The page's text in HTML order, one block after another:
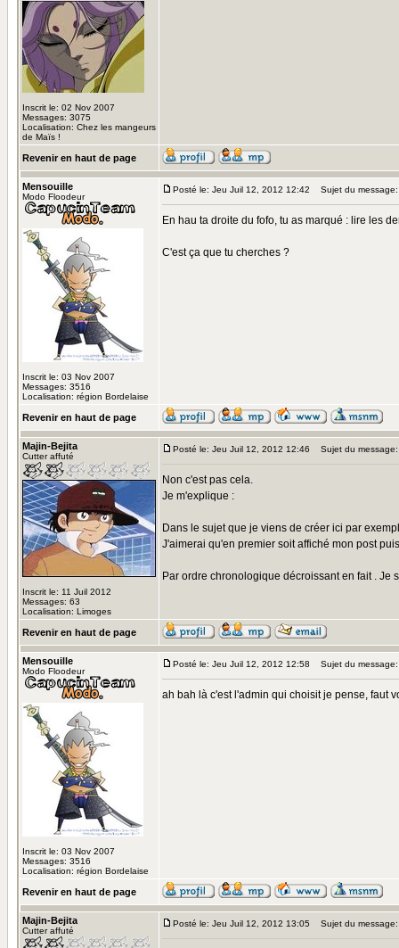
Inscrit le: 02 Nov 2007
Messages: 3075
Localisation: Chez les mangeurs
de Maïs !
Revenir en haut de page
Mensouille
Modo Floodeur
Inscrit le: 03 Nov 2007
Messages: 3516
Localisation: région Bordelaise
Posté le: Jeu Juil 12, 2012 12:42 Sujet du message:
En hau ta droite du fofo, tu as marqué : lire les
C'est ça que tu cherches ?
Revenir en haut de page
Majin-Bejita
Cutter affuté
Inscrit le: 11 Juil 2012
Messages: 63
Localisation: Limoges
Posté le: Jeu Juil 12, 2012 12:46 Sujet du message:
Non c'est pas cela.
Je m'explique :
Dans le sujet que je viens de créer ici par
J'aimerai qu'en premier soit affiché mon post
Par ordre chronologique décroissant en fait . Je
Revenir en haut de page
Mensouille
Modo Floodeur
Inscrit le: 03 Nov 2007
Messages: 3516
Localisation: région Bordelaise
Posté le: Jeu Juil 12, 2012 12:58 Sujet du message:
ah bah là c'est l'admin qui choisit je pense, faut
Revenir en haut de page
Majin-Bejita
Cutter affuté
Posté le: Jeu Juil 12, 2012 13:05 Sujet du message: